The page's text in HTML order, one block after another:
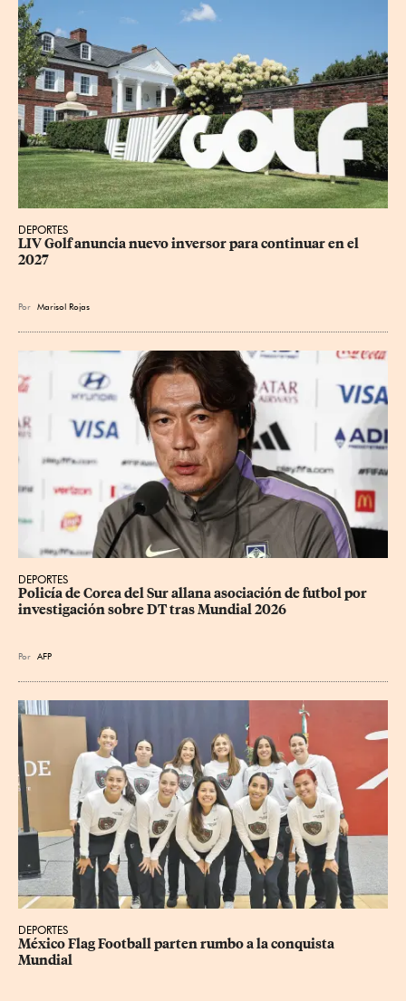
DEPORTES
LIV Golf anuncia nuevo inversor para continuar en el
2027
Por Marisol Rojas
DEPORTES
Policía de Corea del Sur allana asociación de futbol por
investigación sobre DT tras Mundial 2026
Por AFP
DEPORTES
México Flag Football parten rumbo a la conquista
Mundial